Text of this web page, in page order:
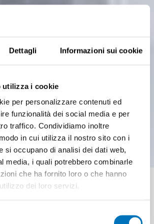
Dettagli Informazioni sui cookie
utilizza i cookie
per personalizzare contenuti ed
funzionalità dei social media e per
traffico. Condividiamo inoltre
in cui utilizza il nostro sito con i
si occupano di analisi dei dati web,
media, i quali potrebbero combinarle
che ha fornito loro o che hanno
dei loro servizi.